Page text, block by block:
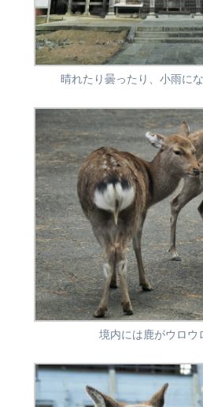
晴れたり曇ったり、小雨に
境内には鹿がウロウ